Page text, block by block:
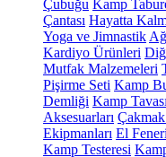
Çubuğu Kamp
Çantası Hayatta
Yoga ve Jimnastik
Kardiyo Ürünleri
Mutfak Malzemeleri
Pişirme Seti Kamp
Demliği Kamp Tavası
Aksesuarları Çakmak
Ekipmanları El Feneri
Kamp Testeresi